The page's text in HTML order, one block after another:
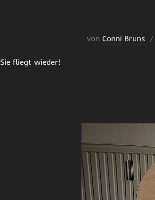
von Conni Bruns
Sie fliegt wieder!